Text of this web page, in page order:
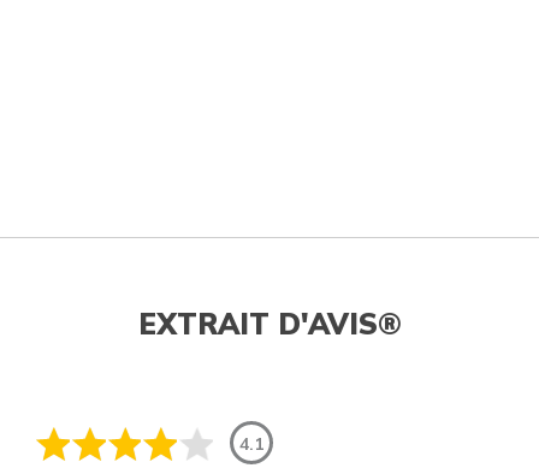
EXTRAIT D'AVIS®
4.1